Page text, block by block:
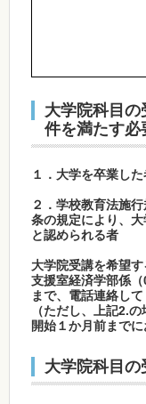
大学院科目
件を満たす必
１．大学を卒業した
２．学校教育法施
条の規定により、
と認められる者
大学院受講を希望
支援室経済学部係（
まで、電話連絡して
（ただし、上記2.
開始１か月前までに
大学院科目の